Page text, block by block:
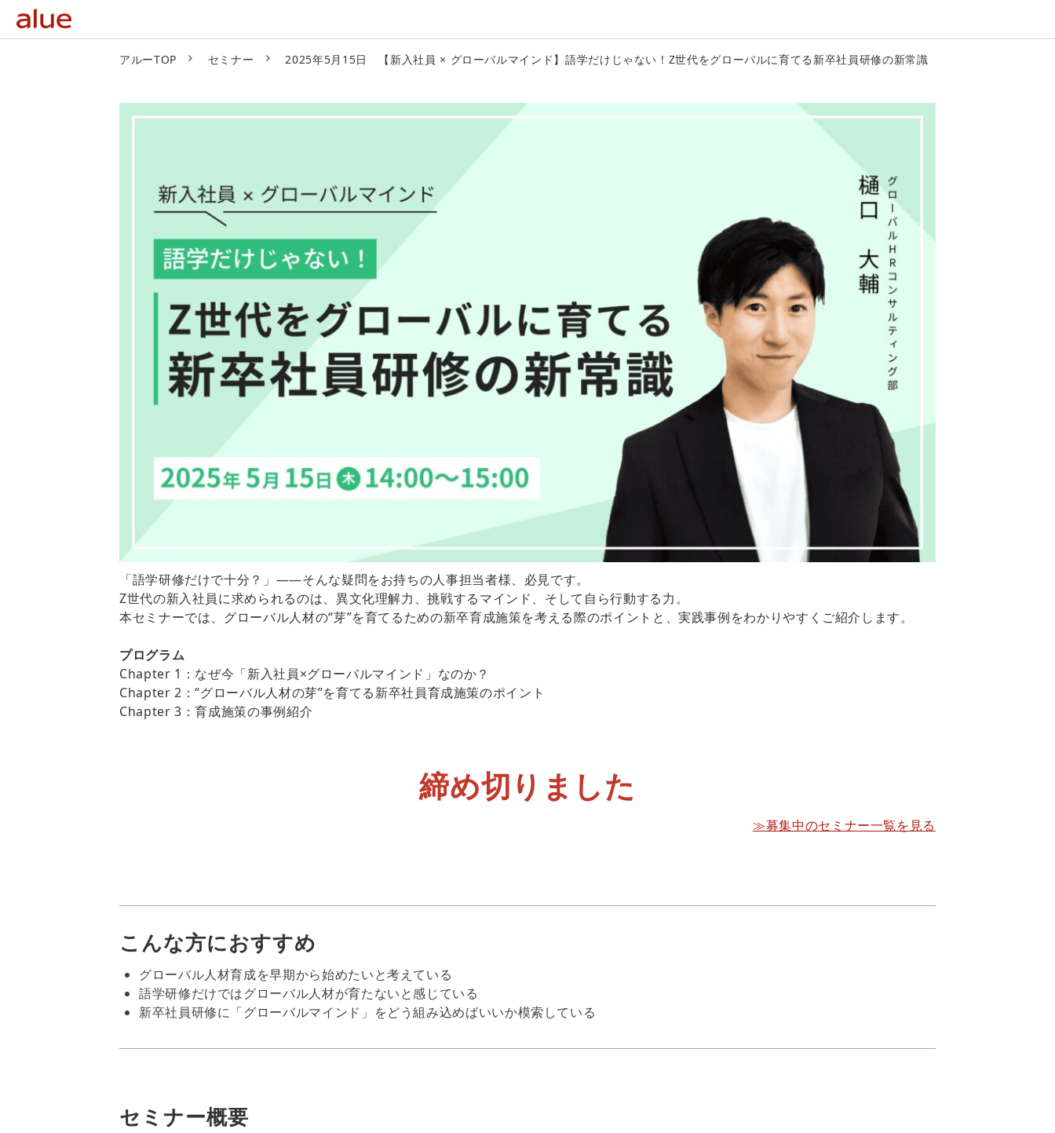
アルーTOP セミナー 2025年5月15日 【新入社員 × グローバルマインド】語学だけじゃない！Z世代をグローバルに育てる新卒社員研修の新常識
「語学研修だけで十分？」――そんな疑問をお持ちの人事担当者様、必見です。
Z世代の新入社員に求められるのは、異文化理解力、挑戦するマインド、そして自ら行動する力。
本セミナーでは、グローバル人材の“芽”を育てるための新卒育成施策を考える際のポイントと、実践事例をわかりやすくご紹介します。
プログラム
Chapter 1：なぜ今「新入社員×グローバルマインド」なのか？
Chapter 2：“グローバル人材の芽”を育てる新卒社員育成施策のポイント
Chapter 3：育成施策の事例紹介
締め切りました
≫募集中のセミナー一覧を見る
こんな方におすすめ
グローバル人材育成を早期から始めたいと考えている
語学研修だけではグローバル人材が育たないと感じている
新卒社員研修に「グローバルマインド」をどう組み込めばいいか模索している
セミナー概要